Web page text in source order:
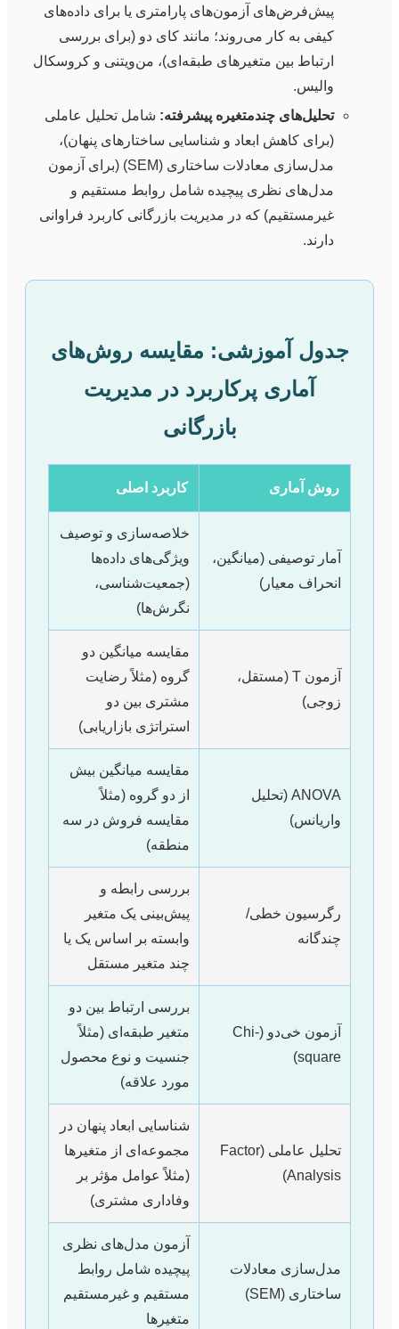
پیش‌فرض‌های آزمون‌های پارامتری یا برای داده‌های
کیفی به کار می‌روند؛ مانند کای دو (برای بررسی
ارتباط بین متغیرهای طبقه‌ای)، من‌ویتنی و کروسکال
والیس.
تحلیل‌های چندمتغیره پیشرفته: شامل تحلیل عاملی
(برای کاهش ابعاد و شناسایی ساختارهای پنهان)،
مدل‌سازی معادلات ساختاری (SEM) (برای آزمون
مدل‌های نظری پیچیده شامل روابط مستقیم و
غیرمستقیم) که در مدیریت بازرگانی کاربرد فراوانی
دارند.
جدول آموزشی: مقایسه روش‌های
آماری پرکاربرد در مدیریت
بازرگانی
روش آماری کاربرد اصلی
آمار توصیفی (میانگین،
انحراف معیار)
خلاصه‌سازی و توصیف
ویژگی‌های داده‌ها
(جمعیت‌شناسی،
نگرش‌ها)
آزمون T (مستقل،
زوجی)
مقایسه میانگین دو
گروه (مثلاً رضایت
مشتری بین دو
استراتژی بازاریابی)
ANOVA (تحلیل
واریانس)
مقایسه میانگین بیش
از دو گروه (مثلاً
مقایسه فروش در سه
منطقه)
رگرسیون خطی/
چندگانه
بررسی رابطه و
پیش‌بینی یک متغیر
وابسته بر اساس یک یا
چند متغیر مستقل
آزمون خی‌دو (Chi-
square)
بررسی ارتباط بین دو
متغیر طبقه‌ای (مثلاً
جنسیت و نوع محصول
مورد علاقه)
تحلیل عاملی (Factor
Analysis)
شناسایی ابعاد پنهان در
مجموعه‌ای از متغیرها
(مثلاً عوامل مؤثر بر
وفاداری مشتری)
مدل‌سازی معادلات
ساختاری (SEM)
آزمون مدل‌های نظری
پیچیده شامل روابط
مستقیم و غیرمستقیم
متغیرها